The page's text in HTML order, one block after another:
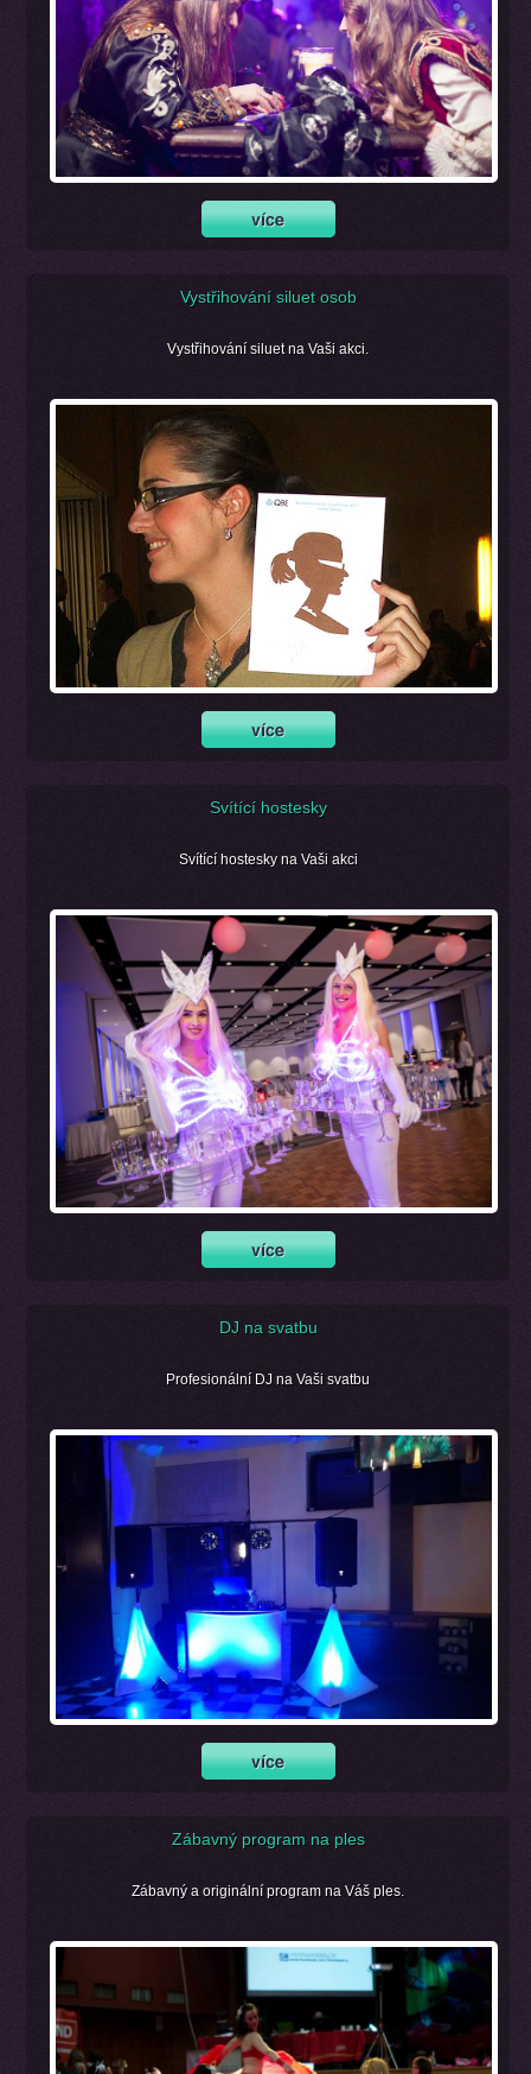
Vystřihování siluet osob
Vystřihování siluet na Vaši akci.
Svítící hostesky
Svítící hostesky na Vaši akci
DJ na svatbu
Profesionální DJ na Vaši svatbu
Zábavný program na ples
Zábavný a originální program na Váš ples.